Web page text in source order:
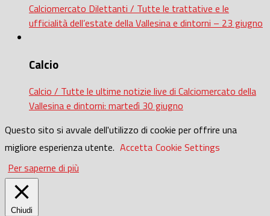
Calciomercato Dilettanti / Tutte le trattative e le
ufficialità dell’estate della Vallesina e dintorni – 23 giugno
Calcio
Calcio / Tutte le ultime notizie live di Calciomercato della
Vallesina e dintorni: martedì 30 giugno
Questo sito si avvale dell'utilizzo di cookie per offrire una
migliore esperienza utente. Accetta Cookie Settings
Per saperne di più
Chiudi